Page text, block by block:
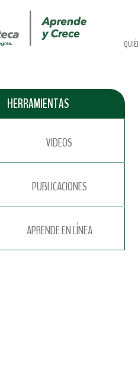
HERRAMIENTAS
VIDEOS
PUBLICACIONES
APRENDE EN LÍNEA